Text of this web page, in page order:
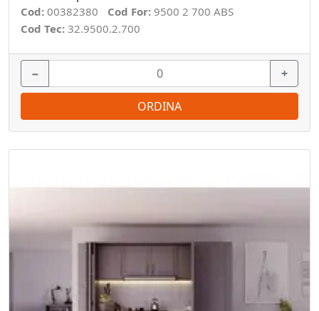
Cod: 00382380 Cod For: 9500 2 700 ABS
Cod Tec: 32.9500.2.700
− +
ORDINA